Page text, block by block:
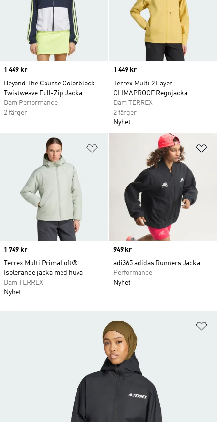
Price
1 449 kr
Beyond The Course Colorblock
Twistweave Full-Zip Jacka
Dam Performance
2 färger
Price
1 449 kr
Terrex Multi 2 Layer
CLIMAPROOF Regnjacka
Dam TERREX
2 färger
Nyhet
Lägg till på önskelistan
Price
1 749 kr
Terrex Multi PrimaLoft®
Isolerande jacka med huva
Dam TERREX
Nyhet
Price
949 kr
adi365 adidas Runners Jacka
Performance
Nyhet